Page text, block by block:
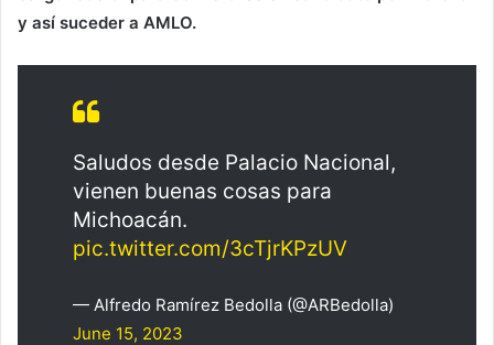
y así suceder a AMLO.
Saludos desde Palacio Nacional,
vienen buenas cosas para
Michoacán.
pic.twitter.com/3cTjrKPzUV
— Alfredo Ramírez Bedolla (@ARBedolla)
June 15, 2023